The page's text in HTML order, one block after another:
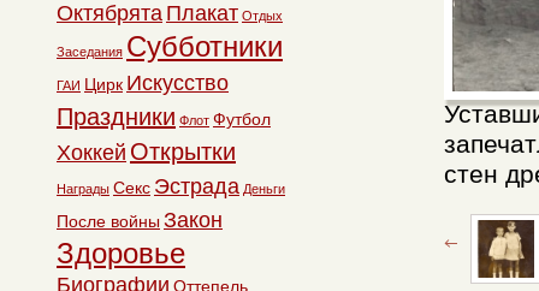
стен
Октябрята Плакат Отдых
Заседания Субботники
ГАИ Цирк Искусство
Праздники Флот Футбол
Хоккей Открытки
Награды Секс Эстрада Деньги
После войны Закон
Здоровье
Биографии Оттепель